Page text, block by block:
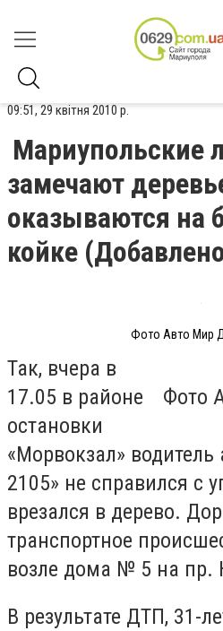
09:51, 29 квітня 2010 р.
Мариупольские
замечают
оказываются на
койке
Фото Авто Мир
Фото
Так, вчера в
17.05 в районе
остановки
«Морвокзал»
2105» не справился с
врезался в дерево.
транспортное
возле дома № 5 на пр.
В результате ДТП, 31-